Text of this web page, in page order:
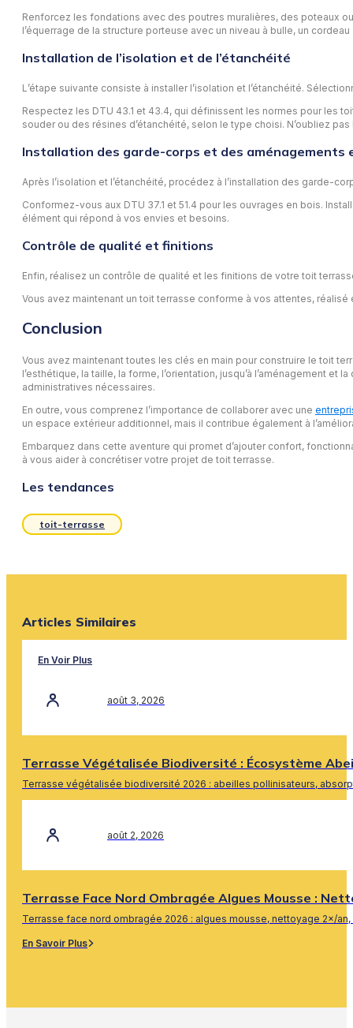
Renforcez les fondations avec des poutres muralières, des poteaux
l’équerrage de la structure porteuse avec un niveau à bulle, un cordeau
Installation de l’isolation et de l’étanchéité
L’étape suivante consiste à installer l’isolation et l’étanchéité.
Respectez les DTU 43.1 et 43.4, qui définissent les normes pour les
souder ou des résines d’étanchéité, selon le type choisi. N’oubliez
Installation des garde-corps et des aménagements
Après l’isolation et l’étanchéité, procédez à l’installation des garde-
Conformez-vous aux DTU 37.1 et 51.4 pour les ouvrages en bois.
élément qui répond à vos envies et besoins.
Contrôle de qualité et finitions
Enfin, réalisez un contrôle de qualité et les finitions de votre toit
Vous avez maintenant un toit terrasse conforme à vos attentes,
Conclusion
Vous avez maintenant toutes les clés en main pour construire le toit
l’esthétique, la taille, la forme, l’orientation, jusqu’à l’aménagement
administratives nécessaires.
En outre, vous comprenez l’importance de collaborer avec une
un espace extérieur additionnel, mais il contribue également à
Embarquez dans cette aventure qui promet d’ajouter confort,
à vous aider à concrétiser votre projet de toit terrasse.
Les tendances
toit-terrasse
Articles Similaires
En Voir Plus
août 3, 2026
Terrasse Végétalisée Biodiversité : Écosystème
Terrasse végétalisée biodiversité 2026 : abeilles pollinisateurs,
août 2, 2026
Terrasse Face Nord Ombragée Algues Mousse :
Terrasse face nord ombragée 2026 : algues mousse, nettoyage 2×/
En Savoir Plus